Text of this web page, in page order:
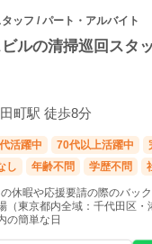
ッフ / パート・アルバイト
ルの清掃巡回スタ
町駅 徒歩8分
活躍中 70代以上活躍中
し 年齢不問 学歴不問
休暇や応援要請の際のバッ
（東京都内全域：千代田区
の簡単な日